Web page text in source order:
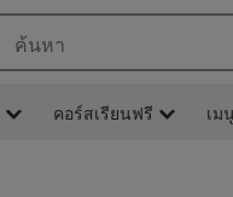
ค้นหา
คอร์สเรียนฟรี เม